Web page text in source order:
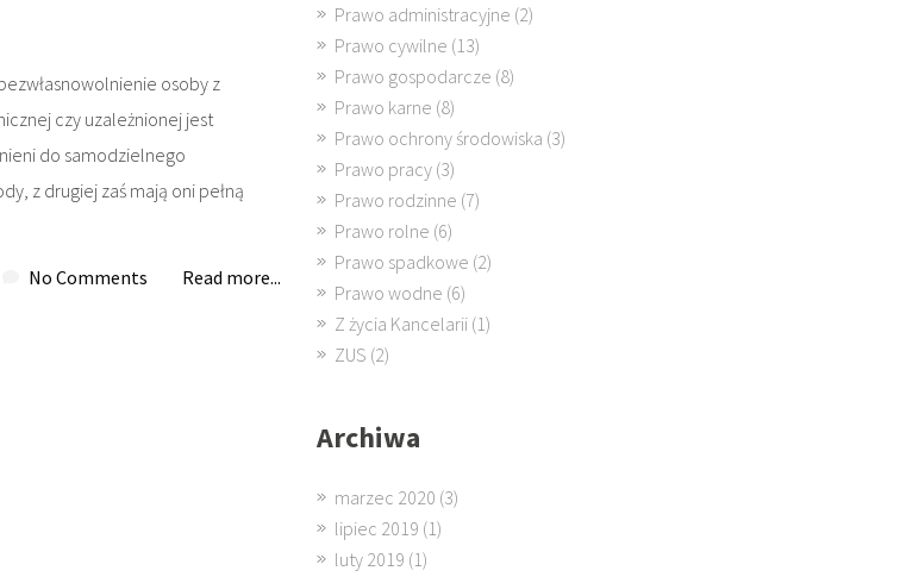
osoby z
czy uzależnionej jest
do samodzielnego
z drugiej zaś mają oni pełną
No Comments Read more...
Prawo administracyjne (2)
Prawo cywilne (13)
Prawo gospodarcze (8)
Prawo karne (8)
Prawo ochrony środowiska (3)
Prawo pracy (3)
Prawo rodzinne (7)
Prawo rolne (6)
Prawo spadkowe (2)
Prawo wodne (6)
Z życia Kancelarii (1)
ZUS (2)
Archiwa
marzec 2020 (3)
lipiec 2019 (1)
luty 2019 (1)